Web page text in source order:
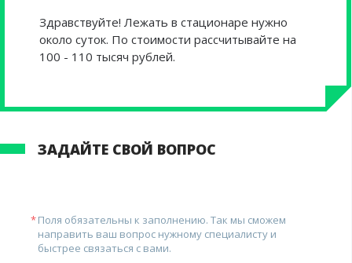
Здравствуйте! Лежать в стационаре нужно
около суток. По стоимости рассчитывайте на
100 - 110 тысяч рублей.
ЗАДАЙТЕ СВОЙ ВОПРОС
Поля обязательны к заполнению. Так мы сможем
направить ваш вопрос нужному специалисту и
быстрее связаться с вами.